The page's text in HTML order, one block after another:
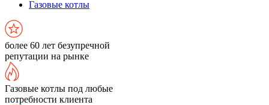
Газовые котлы
более 60 лет безупречной
репутации на рынке
Газовые котлы под любые
потребности клиента